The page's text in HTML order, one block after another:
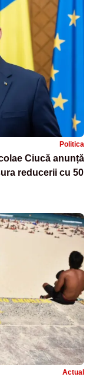
Politica
Ciucă anunță
reducerii cu 50
Actual